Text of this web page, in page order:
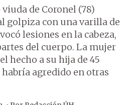
de Coronel (78)
golpiza con una varilla de
lesiones en la cabeza,
del cuerpo. La mujer
hecho a su hija de 45
agredido en otras